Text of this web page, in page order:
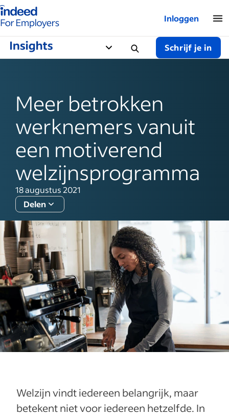
van Indeed - Voor werkgevers
Inloggen
Schrijf je in
Meer betrokken
werknemers vanuit
een motiverend
welzijnsprogramma
18 augustus 2021
Delen
Welzijn vindt iedereen belangrijk, maar
betekent niet voor iedereen hetzelfde. In